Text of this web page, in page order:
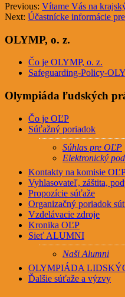
Previous: Vítame Vás na
Next: Účastnícke informácie
OLYMP, o. z.
Čo je OLYMP, o. z.
Safeguarding-Policy-
Olympiáda ľudských
Čo je OĽP
Súťažný poriadok
Súhlas pre OĽP
Elektronický
Kontakty na komisie
Vyhlasovateľ, záštita,
Propozície súťaže
Organizačný poriadok
Vzdelávacie zdroje
Kronika OĽP
Sieť ALUMNI
Naši Alumni
OLYMPIÁDA
Ďalšie súťaže a výzvy